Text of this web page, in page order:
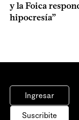
y la Foica
hipocresía”
Ingresar
Suscribite